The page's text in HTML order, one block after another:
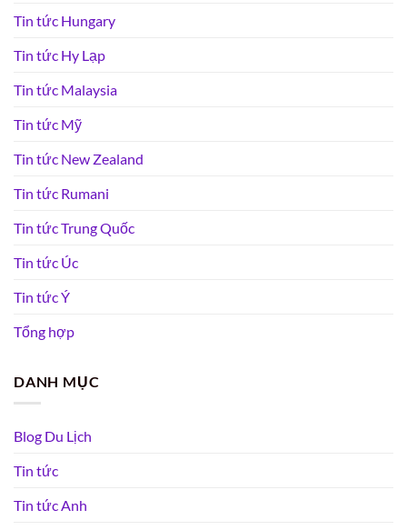
Tin tức Hungary
Tin tức Hy Lạp
Tin tức Malaysia
Tin tức Mỹ
Tin tức New Zealand
Tin tức Rumani
Tin tức Trung Quốc
Tin tức Úc
Tin tức Ý
Tổng hợp
DANH MỤC
Blog Du Lịch
Tin tức
Tin tức Anh